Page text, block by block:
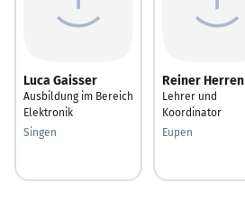
Luca Gaisser
Ausbildung im Bereich
Elektronik
Singen
Reiner Herren
Lehrer und
Koordinator
Eupen